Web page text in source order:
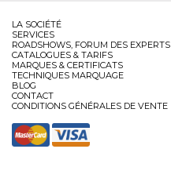
LA SOCIÉTÉ
SERVICES
ROADSHOWS, FORUM DES EXPERTS
CATALOGUES & TARIFS
MARQUES & CERTIFICATS
TECHNIQUES MARQUAGE
BLOG
CONTACT
CONDITIONS GÉNÉRALES DE VENTE